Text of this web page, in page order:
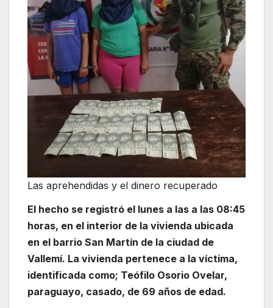
Las aprehendidas y el dinero recuperado
El hecho se registró el lunes a las a las 08:45
horas, en el interior de la vivienda ubicada
en el barrio San Martín de la ciudad de
Vallemí. La vivienda pertenece a la víctima,
identificada como; Teófilo Osorio Ovelar,
paraguayo, casado, de 69 años de edad.